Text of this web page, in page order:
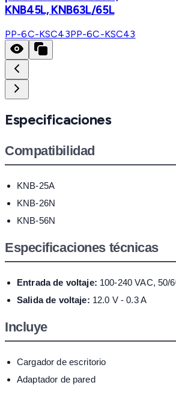
KNB45L, KNB63L/65L
PP-6C-KSC43PP-6C-KSC43
Especificaciones
Compatibilidad
KNB-25A
KNB-26N
KNB-56N
Especificaciones técnicas
Entrada de voltaje: 100-240 VAC, 50/
Salida de voltaje: 12.0 V - 0.3 A
Incluye
Cargador de escritorio
Adaptador de pared